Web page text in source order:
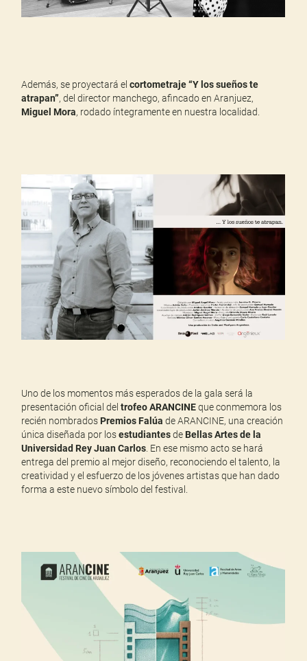
Además, se proyectará elcortometraje “Y los sueños te
atrapan”, del director manchego, afincado en Aranjuez,
Miguel Mora, rodado íntegramente en nuestra localidad.
Uno de los momentos más esperados de la gala será la
presentación oficial deltrofeo ARANCINEque conmemora los
recién nombradosPremios Falúa de ARANCINE, una creación
única diseñada por losestudiantesdeBellas Artes de la
Universidad Rey Juan Carlos . En ese mismo acto se hará
entrega del premio al mejor diseño, reconociendo el talento, la
creatividad y el esfuerzo de los jóvenes artistas que han dado
forma a este nuevo símbolo del festival.